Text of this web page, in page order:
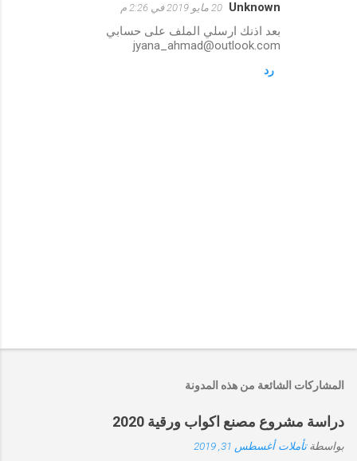
Unknown 20 مايو 2019 في 2:26 م
بعد اذنك ارسلي الملف على حسابي
jyana_ahmad@outlook.com
رد
ا
ت
ع
ل
المشاركات الشائعة من هذه المدونة
دراسة مشروع مصنع اكواب ورقية 2020
بواسطةتأملات أغسطس 31, 2019